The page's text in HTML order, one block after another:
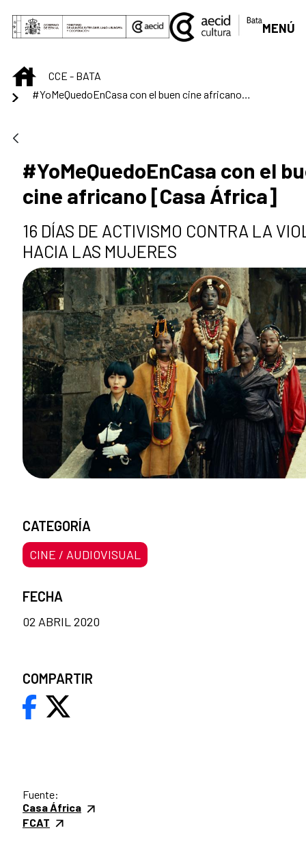
Saltar al contenido principal
MENÚ
INICIOCCE - BATA
#YoMeQuedoEnCasa con el buen cine africano [Casa África]
#YoMeQuedoEnCasa con el
cine africano [Casa África]
16 DÍAS DE ACTIVISMO CONTRA LA
HACIA LAS MUJERES
Fuente:
Casa África
FCAT
CATEGORÍA
CINE / AUDIOVISUAL
FECHA
02 ABRIL 2020
COMPARTIR